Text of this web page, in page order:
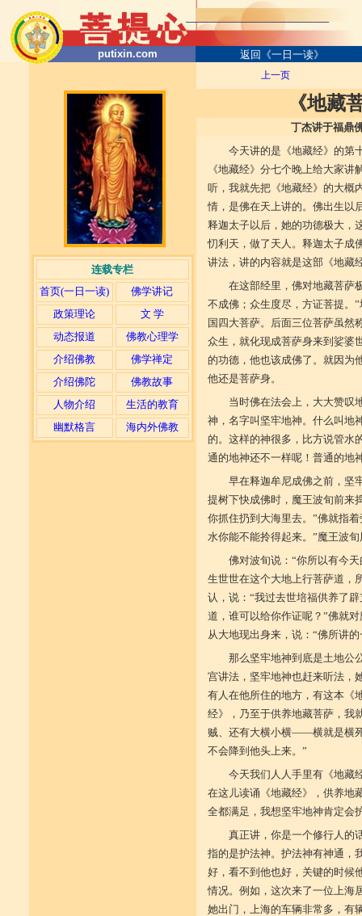
putixin.com 返回《一日一读》
连载专栏
首页(一日一读)
佛学讲记
政策理论
文 学
动态报道
佛教心理学
介绍佛教
佛学禅定
介绍佛陀
佛教故事
人物介绍
生活的教育
幽默格言
海内外佛教
上一页
《地藏
丁杰讲于福鼎佛协文教
今天讲的是《地藏经》的第
《地藏经》分七个晚上给大家
听，我就先把《地藏经》的大概
情，是佛在天上讲的。佛出生以
释迦太子以后，她的功德极大，
忉利天，做了天人。释迦太子成
讲法，讲的内容就是这部《地藏
在这部经里，佛对地藏菩萨
不成佛；众生度尽，方证菩提。
国四大菩萨。后面三位菩萨虽然
众生，就化现成菩萨身来到娑婆
的功德，他也该成佛了。就因为
他还是菩萨身。
当时佛在法会上，大大赞叹
神，名字叫坚牢地神。什么叫地
的。这样的神很多，比方说管水
通的地神还不一样呢！普通的地
早在释迦牟尼成佛之前，坚
提树下快成佛时，魔王波旬前来
你抓住扔到大海里去。”佛就指
水你能不能拎得起来。”魔王波
佛对波旬说：“你所以有今
生世世在这个大地上行菩萨道，
认，说：“我过去世培福供养了
道，谁可以给你作证呢？”佛就
从大地现出身来，说：“佛所讲
那么坚牢地神到底是土地公
宫讲法，坚牢地神也赶来听法，
有人在他所住的地方，有这本《
经》，乃至于供养地藏菩萨，我
贼、还有大横小横——横就是横
不会降到他头上来。”
今天我们人人手里有《地藏
在这儿读诵《地藏经》，供养地
全都满足，我想坚牢地神肯定会
真正讲，你是一个修行人的
指的是护法神。护法神有神通，
好，看不到他也好，关键的时候
情况。例如，这次来了一位上海
她出门，上海的车辆非常多，有